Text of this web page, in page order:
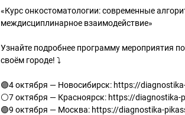
«Курс онкостоматологии: современные
междисциплинарное взаимодействие»
Узнайте подробнее программу мероприятия
своём городе! ⤵️
🟣4 октября — Новосибирск: https://
⚪️7 октября — Красноярск: https://
🟣9 октября — Москва: https://diagnostika-